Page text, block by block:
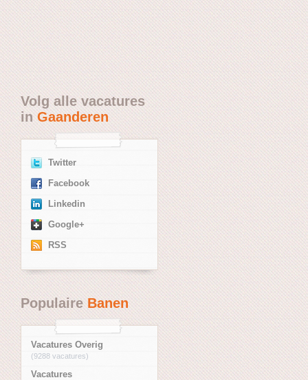
Volg alle vacatures
inGaanderen
Twitter
Facebook
Linkedin
Google+
RSS
PopulaireBanen
Vacatures Overig
(9288 vacatures)
Vacatures